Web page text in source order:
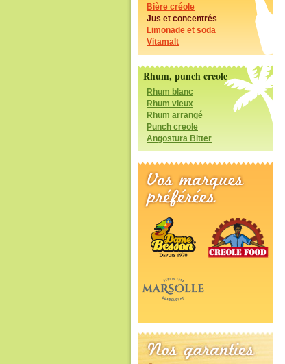
Bière créole
Jus et concentrés
Limonade et soda
Vitamalt
Rhum, punch creole
Rhum blanc
Rhum vieux
Rhum arrangé
Punch creole
Angostura Bitter